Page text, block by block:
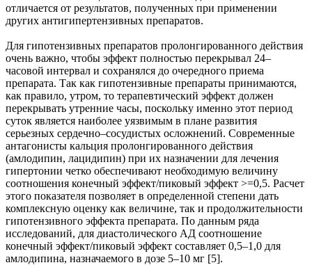
отличается от результатов, полученных при применении
других антигипертензивных препаратов.
Для гипотензивных препаратов пролонгированного действия
очень важно, чтобы эффект полностью перекрывал 24–
часовой интервал и сохранялся до очередного приема
препарата. Так как гипотензивные препараты принимаются,
как правило, утром, то терапевтический эффект должен
перекрывать утренние часы, поскольку именно этот период
суток является наиболее уязвимым в плане развития
серьезных сердечно–сосудистых осложнений. Современные
антагонисты кальция пролонгированного действия
(амлодипин, лацидипин) при их назначении для лечения
гипертонии четко обеспечивают необходимую величину
соотношения конечный эффект/пиковый эффект >=0,5. Расчет
этого показателя позволяет в определенной степени дать
комплексную оценку как величине, так и продолжительности
гипотензивного эффекта препарата. По данным ряда
исследований, для диастолического АД соотношение
конечный эффект/пиковый эффект составляет 0,5–1,0 для
амлодипина, назначаемого в дозе 5–10 мг [5].